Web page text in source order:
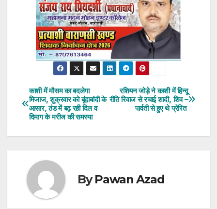
Post
navigation
रशियन जोड़े ने काशी में हिन्दू
रीति रिवाज से रचाई शादी, शिव –
पार्वती से हुए थे प्रेरित
काशी में मौसम का बदलेगा
मिजाज, शुक्रवार को बूंदाबांदी के
आसार, ठंड में बढ़ रही दिल व
दिमाग के मरीज की समस्या
ByPawan Azad